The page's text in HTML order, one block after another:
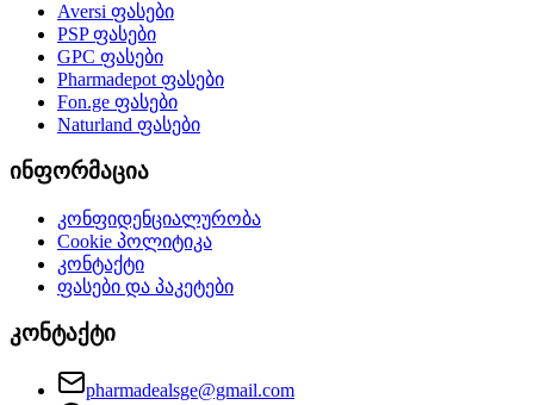
Aversi ფასები
PSPფასები
GPC ფასები
Pharmadepotფასები
Fon.ge ფასები
Naturland ფასები
ინფორმაცია
კონფიდენციალურობა
Cookie პოლიტიკა
კონტაქტი
ფასები და პაკეტები
კონტაქტი
pharmadealsge@gmail.com